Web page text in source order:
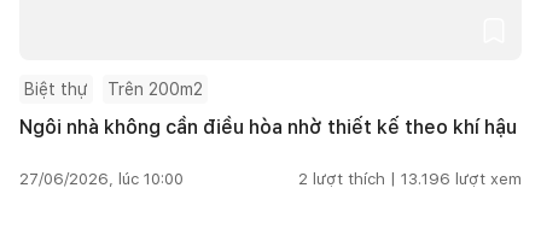
Biệt thự Trên 200m2
Ngôi nhà không cần điều hòa nhờ thiết kế theo khí hậu
27/06/2026, lúc 10:00 2 lượt thích | 13.196 lượt xem